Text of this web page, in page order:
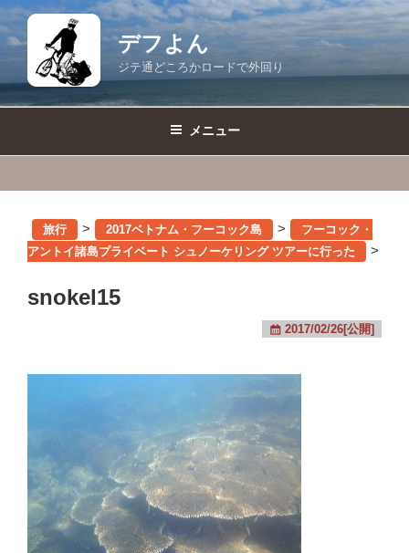
コ
ン
デフよん
ジテ通どころかロードで外回り
メニュー
旅行 > 2017ベトナム・フーコック島 >
フーコック・
アントイ諸島プライベート シュノーケリング ツアーに行った
>
snokel15
2017/02/26[公開]